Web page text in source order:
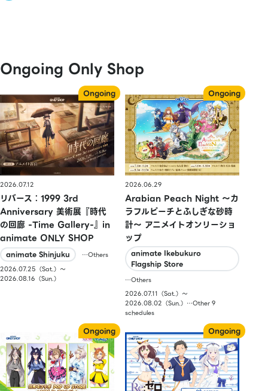
Ongoing Only Shop
2026.07.12
リバース：1999 3rd
Anniversary 美術展『時代
の回廊 -Time Gallery-』in
animate ONLY SHOP
animate Shinjuku
…Others
2026.07.25（Sat.）〜
2026.08.16（Sun.）
2026.06.29
Arabian Peach Night 〜カ
ラフルピーチとふしぎな砂時
計〜 アニメイトオンリーショ
ップ
animate Ikebukuro
Flagship Store
…Others
2026.07.11（Sat.）〜
2026.08.02（Sun.）…Other 9
schedules